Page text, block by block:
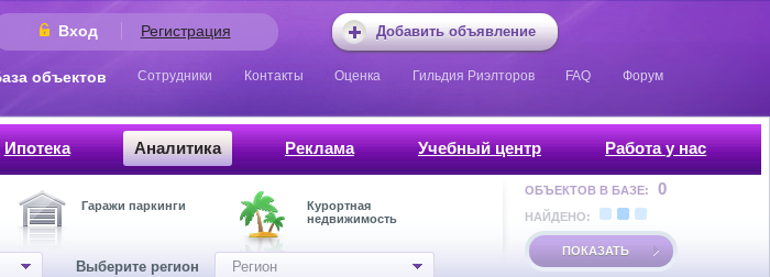
Добавить объявление
Вход Регистрация
объектов Сотрудники Контакты Оценка Гильдия Риэлторов FAQ Форум
Ипотека Аналитика Реклама Учебный центр Работа у нас
Гаражи паркинги
Курортная
недвижимость
Выберите регион Регион
ОБЪЕКТОВ В БАЗЕ: 0
НАЙДЕНО:
ПОКАЗАТЬ